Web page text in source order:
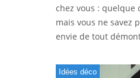
chez vous : quelque
mais vous ne savez
envie de tout
Idées déco